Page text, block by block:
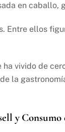
en caballo,
Entre ellos
vivido de
la
y